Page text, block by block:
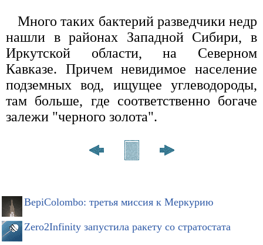
Много таких бактерий разведчики недр
нашли в районах Западной Сибири, в
Иркутской области, на Северном
Кавказе. Причем невидимое население
подземных вод, ищущее углеводороды,
там больше, где соответственно богаче
залежи "черного золота".
BepiColombo: третья миссия к Меркурию
Zero2Infinity запустила ракету со стратостата